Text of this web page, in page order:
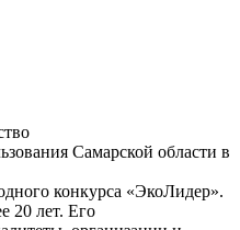
Самарской области в
конкурса «ЭкоЛидер».
20 лет. Его